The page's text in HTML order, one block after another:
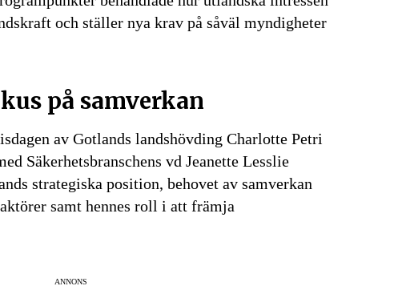
och ställer nya krav på såväl myndigheter
på samverkan
av Gotlands landshövding Charlotte Petri
Säkerhetsbranschens vd Jeanette Lesslie
strategiska position, behovet av samverkan
samt hennes roll i att främja
ANNONS